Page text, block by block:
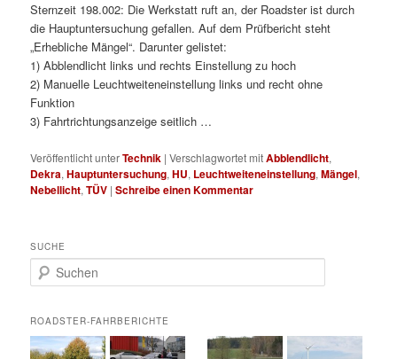
Sternzeit 198.002: Die Werkstatt ruft an, der Roadster ist durch
die Hauptuntersuchung gefallen. Auf dem Prüfbericht steht
„Erhebliche Mängel“. Darunter gelistet:
1) Abblendlicht links und rechts Einstellung zu hoch
2) Manuelle Leuchtweiteneinstellung links und recht ohne
Funktion
3) Fahrtrichtungsanzeige seitlich …
Veröffentlicht unterTechnik |Verschlagwortet mitAbblendlicht,
Dekra,Hauptuntersuchung,HU, Leuchtweiteneinstellung,Mängel,
Nebellicht,TÜV |Schreibe einen Kommentar
SUCHE
u
h
e
n
ROADSTER-FAHRBERICHTE